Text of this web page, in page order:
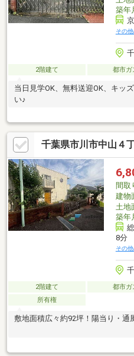
築年
その
2階建て 都市ガ
当日見学OK、無料送迎OK、キッ
い♪
千葉県市川市中山４
間取
建物
土地
築年
8分
その
2階建て 都市ガ
所有権
敷地面積広々約92坪！陽当り・通